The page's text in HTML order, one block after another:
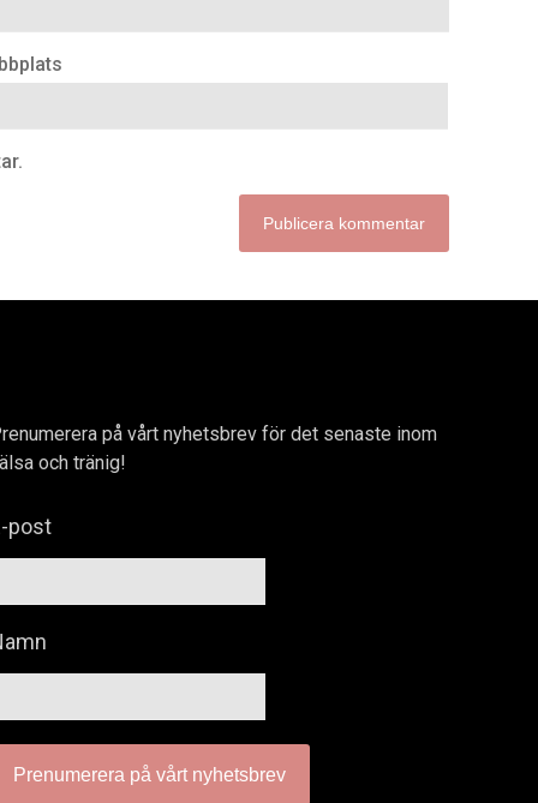
på vårt nyhetsbrev för det senaste inom
och tränig!
post